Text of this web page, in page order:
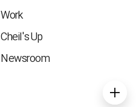
Work
Cheil's Up
Newsroom